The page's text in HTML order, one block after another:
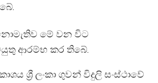
මේ වන විට
ආරම්භ කර තිබේ.
ශ්‍රී ලංකා ගුවන් විදුලි සංස්ථාවේ